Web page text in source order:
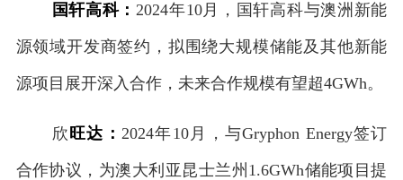
国轩高科： 2024年10月，国轩高科与澳洲新能
源领域开发商签约，拟围绕大规模储能及其他新能
源项目展开深入合作，未来合作规模有望超4GWh。
欣 旺达： 2024年10月，与Gryphon Energy签订
合作协议，为澳大利亚昆士兰州1.6GWh储能项目提